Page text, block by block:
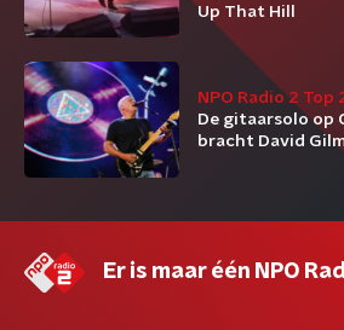
Up That Hill
NPO Radio 2 Top
De gitaarsolo op
bracht David
Er is maar één NPO